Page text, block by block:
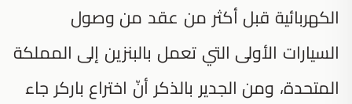
الكهربائية قبل أكثر من عقد من وصول
السيارات الأولى التي تعمل بالبنزين إلى المملكة
المتحدة، ومن الجدير بالذكر أنّ اختراع باركر جاء